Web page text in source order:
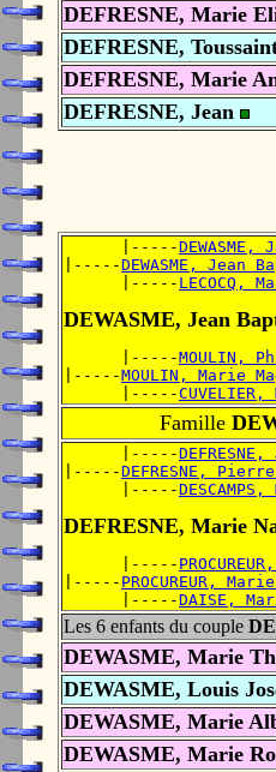
DEFRESNE, Marie
DEFRESNE,
DEFRESNE, Marie
DEFRESNE, Jean
      |-----
|-----DEWASME, Jean
      |-----
LECOCQ,
DEWASME, Jean
      |-----
MOULIN,
|-----MOULIN, Marie
      |-----
Famille
      |-----
|-----DEFRESNE,
      |-----
DEFRESNE, Marie
      |-----
|----- PROCUREUR,
      |-----
DAISE,
Les 6 enfants du couple
DEWASME, Marie
DEWASME, Louis
DEWASME, Marie
DEWASME, Marie